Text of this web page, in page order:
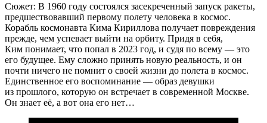
Сюжет: В 1960 году состоялся засекреченный запуск ракеты,
предшествовавший первому полету человека в космос.
Корабль космонавта Кима Кириллова получает повреждения
прежде, чем успевает выйти на орбиту. Придя в себя,
Ким понимает, что попал в 2023 год, и судя по всему — это
его будущее. Ему сложно принять новую реальность, и он
почти ничего не помнит о своей жизни до полета в космос.
Единственное его воспоминание — образ девушки
из прошлого, которую он встречает в современной Москве.
Он знает её, а вот она его нет…